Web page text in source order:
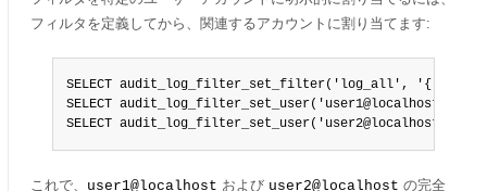
フィルタを定義してから、関連するアカウントに割り当てます:
SELECT audit_log_filter_set_filter('log_all', '{
SELECT audit_log_filter_set_user('user1@localhost',
SELECT audit_log_filter_set_user('user2@localhost',
これで、 user1@localhost および user2@localhost の完全